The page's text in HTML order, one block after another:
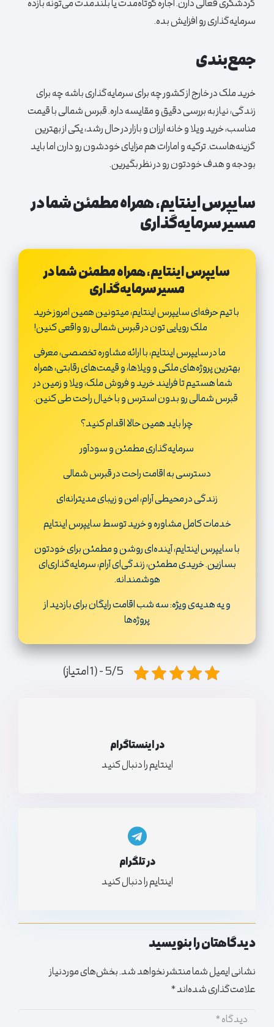
گردشگری فعالی دارن. اجاره کوتاه‌مدت یا بلندمدت می‌تونه بازده
سرمایه‌گذاری رو افزایش بده.
جمع‌بندی
خرید ملک در خارج از کشور چه برای سرمایه‌گذاری باشه چه برای
زندگی، نیاز به بررسی دقیق و مقایسه داره. قبرس شمالی با قیمت
مناسب، خرید ویلا و خانه ارزان و بازار در حال رشد، یکی از بهترین
گزینه‌هاست. ترکیه و امارات هم مزایای خودشون رو دارن اما باید
بودجه و هدف خودتون رو در نظر بگیرین.
سایپرس اینتایم، همراه مطمئن شما در
مسیر سرمایه‌گذاری
سایپرس اینتایم، همراه مطمئن شما در
مسیر سرمایه‌گذاری
با تیم حرفه‌ای سایپرس اینتایم، میتونین همین امروز خرید
ملک رویایی تون در قبرس شمالی رو واقعی کنین!
ما در سایپرس اینتایم، با ارائه مشاوره تخصصی، معرفی
بهترین پروژه‌های ملکی و ویلاها، و قیمت‌های رقابتی، همراه
شما هستیم تا فرایند خرید و فروش ملک، ویلا و زمین در
قبرس شمالی رو بدون استرس و با خیال راحت طی کنین.
چرا باید همین حالا اقدام کنید؟
سرمایه‌گذاری مطمئن و سودآور
دسترسی به اقامت راحت در قبرس شمالی
زندگی در محیطی آرام، امن و زیبای مدیترانه‌ای
خدمات کامل مشاوره و خرید توسط سایپرس اینتایم
با سایپرس اینتایم، آینده‌ای روشن و مطمئن برای خودتون
بسازین. خریدی مطمئن، زندگی‌ای آرام، سرمایه‌گذاری‌ای
هوشمندانه.
و یه هدیه‌ی ویژه: سه شب اقامت رایگان برای بازدید از
پروژه‌ها
5/5 - (1 امتیاز)
در اینستاگرام
اینتایم را دنبال کنید
در تلگرام
اینتایم را دنبال کنید
دیدگاهتان را بنویسید
نشانی ایمیل شما منتشر نخواهد شد.بخش‌های موردنیاز
علامت‌گذاری شده‌اند*